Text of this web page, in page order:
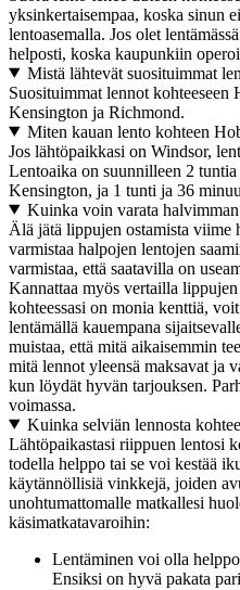
yksinkertaisempaa, koska sinun
lentoasemalla. Jos olet
helposti, koska kaupunkiin
Mistä lähtevät suosituimmat
Suosituimmat lennot kohteeseen
Kensington ja Richmond.
Miten kauan lento kohteen
Jos lähtöpaikkasi on Windsor,
Lentoaika on suunnilleen 2
Kensington, ja 1 tunti ja 36
Kuinka voin varata
Älä jätä lippujen ostamista viime
varmistaa halpojen lentojen
varmistaa, että saatavilla on
Kannattaa myös vertailla
kohteessasi on monia kenttiä,
lentämällä kauempana
muistaa, että mitä aikaisemmin
mitä lennot yleensä maksavat ja
kun löydät hyvän tarjouksen.
voimassa.
Kuinka selviän lennosta
Lähtöpaikastasi riippuen lentosi
todella helppo tai se voi kestää
käytännöllisiä vinkkejä, joiden
unohtumattomalle matkallesi
käsimatkatavaroihin:
Lentäminen voi olla
Ensiksi on hyvä pakata